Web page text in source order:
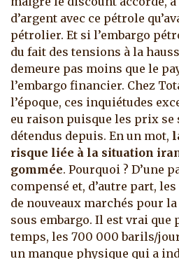
d’argent avec ce pétrole
pétrolier. Et si l’embargo
du fait des tensions à la
demeure pas moins que le
l’embargo financier. Chez
l’époque, ces inquiétudes
eu raison puisque les prix se
détendus depuis. En un mot,
risque liée à la situation
gommée. Pourquoi ? D’une
compensé et, d’autre part,
de nouveaux marchés pour
sous embargo. Il est vrai que
temps, les 700 000 barils/
un manque physique qui a